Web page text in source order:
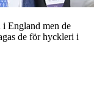
England men de
de för hyckleri i